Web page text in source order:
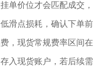
单价位才会匹配成交，
滑点损耗，确认下单前
，现货常规费率区间在
入现货账户，若后续需